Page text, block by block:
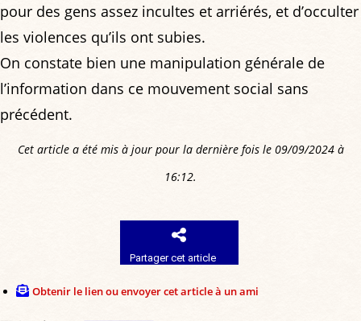
pour des gens assez incultes et arriérés, et d’occulter
les violences qu’ils ont subies.
On constate bien une manipulation générale de
l’information dans ce mouvement social sans
précédent.
Cet article a été mis à jour pour la dernière fois le 09/09/2024 à
16:12.
Partager cet article
Obtenir le lien ou envoyer cet article à un ami